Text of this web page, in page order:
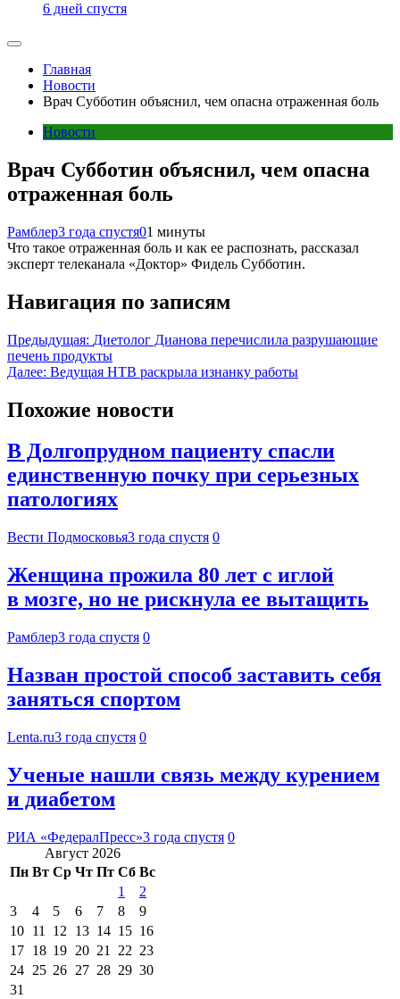
6 дней спустя
Главная
Новости
Врач Субботин объяснил, чем опасна отраженная боль
Новости
Врач Субботин объяснил, чем опасна
отраженная боль
Рамблер3 года спустя01 минуты
Что такое отраженная боль и как ее распознать, рассказал
эксперт телеканала «Доктор» Фидель Субботин.
Навигация по записям
Предыдущая: Диетолог Дианова перечислила разрушающие
печень продукты
Далее: Ведущая НТВ раскрыла изнанку работы
Похожие новости
В Долгопрудном пациенту спасли
единственную почку при серьезных
патологиях
Вести Подмосковья3 года спустя 0
Женщина прожила 80 лет с иглой
в мозге, но не рискнула ее вытащить
Рамблер3 года спустя 0
Назван простой способ заставить себя
заняться спортом
Lenta.ru3 года спустя 0
Ученые нашли связь между курением
и диабетом
РИА «ФедералПресс»3 года спустя 0
Август 2026
Пн Вт Ср Чт Пт Сб Вс
1
2
3
4 5 6 7 8
9
10 11 12 13 14 15 16
17 18 19 20 21 22 23
24 25 26 27 28 29 30
31